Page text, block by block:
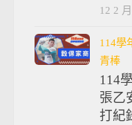
12 2
114學
青棒
114
張乙
打紀